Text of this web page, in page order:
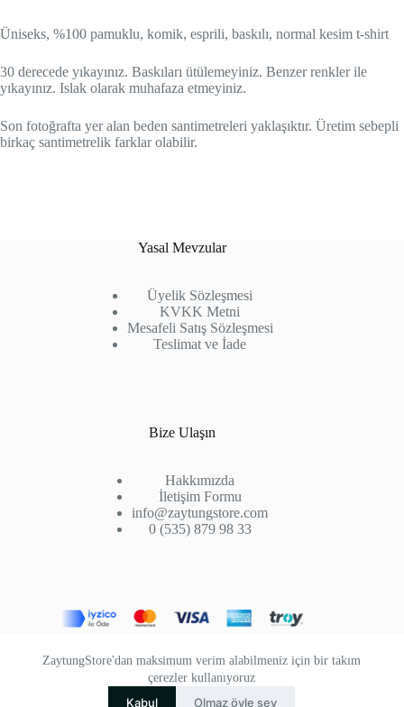
ZaytungStore'dan maksimum verim alabilmeniz için bir takım
çerezler kullanıyoruz
Kabul Olmaz öyle şey
Üniseks, %100 pamuklu, komik, esprili, baskılı, normal kesim t-shirt
30 derecede yıkayınız. Baskıları ütülemeyiniz. Benzer renkler ile
yıkayınız. Islak olarak muhafaza etmeyiniz.
Son fotoğrafta yer alan beden santimetreleri yaklaşıktır. Üretim sebepli
birkaç santimetrelik farklar olabilir.
Yasal Mevzular
Üyelik Sözleşmesi
KVKK Metni
Mesafeli Satış Sözleşmesi
Teslimat ve İade
Bize Ulaşın
Hakkımızda
İletişim Formu
info@zaytungstore.com
0 (535) 879 98 33